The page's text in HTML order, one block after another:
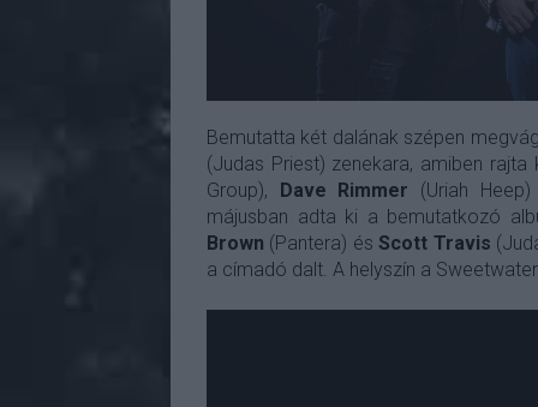
Bemutatta két dalának szépen
(Judas Priest) zenekara, amiben rajta
Group), Dave Rimmer (Uriah
májusban adta ki a bemutatkozó
Brown (Pantera) és Scott Travis
a címadó dalt. A helyszín a Sweetwater